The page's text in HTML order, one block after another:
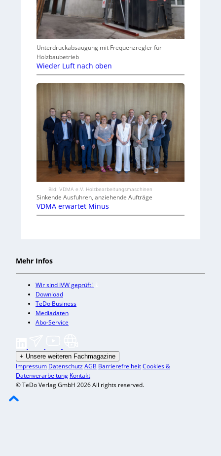
Unterdruckabsaugung mit Frequenzregler für
Holzbaubetrieb
Wieder Luft nach oben
Bild: VDMA e.V. Holzbearbeitungsmaschinen
Sinkende Ausfuhren, anziehende Aufträge
VDMA erwartet Minus
Mehr Infos
Wir sind IVW geprüft!
Download
TeDo Business
Mediadaten
Abo-Service
+ Unsere weiteren Fachmagazine
Impressum DatenschutzAGB BarrierefreiheitCookies &
Datenverarbeitung Kontakt
© TeDo Verlag GmbH 2026 All rights reserved.